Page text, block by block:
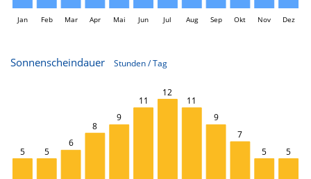
Jan Feb Mar Apr Mai Jun Jul Aug Sep Okt Nov Dez
Sonnenscheindauer Stunden / Tag
5 5
6
8
9
11
12
11
9
7
5
5